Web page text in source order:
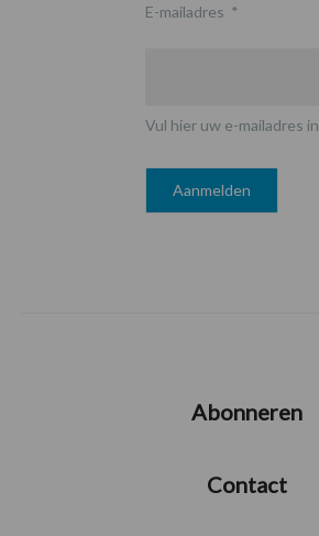
E-mailadres *
Vul hier uw e-mailadres in
Abonneren
Contact